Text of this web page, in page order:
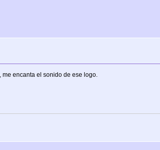
encanta el sonido de ese logo.